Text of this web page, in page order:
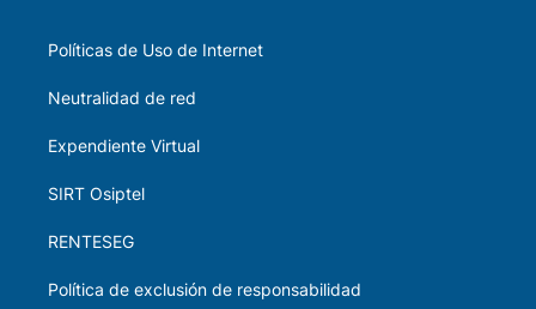
Políticas de Uso de Internet
Neutralidad de red
Expendiente Virtual
SIRT Osiptel
RENTESEG
Política de exclusión de responsabilidad